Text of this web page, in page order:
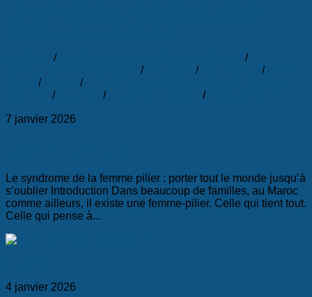
/
/
/ / /
/ /
/ / /
7 janvier 2026
Le syndrome de la femme pilier : porter tout le monde jusqu’à
s’oublier Introduction Dans beaucoup de familles, au Maroc
comme ailleurs, il existe une femme-pilier. Celle qui tient tout.
Celle qui pense à...
4 janvier 2026